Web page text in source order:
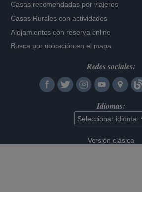
Casas recomendadas por viajeros
Casas Rurales con actividades
Alojamientos con reserva online
Busca por ubicación en el mapa
Redes sociales:
Idiomas:
Versión clásica